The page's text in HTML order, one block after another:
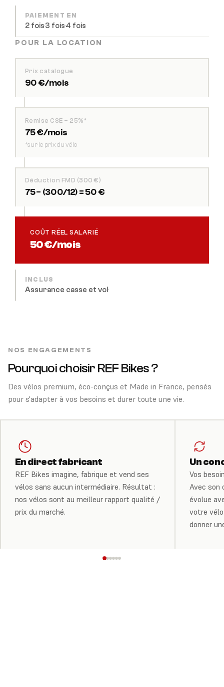
PAIEMENT EN
2 fois·3 fois·4 fois
POUR LA LOCATION
Prix catalogue
90 €/mois
Remise CSE – 25%*
75 €/mois
*sur le prix du vélo
Déduction FMD (300 €)
75 − (300/12) = 50 €
COÛT RÉEL SALARIÉ
50 €/mois
INCLUS
Assurance casse et vol··
NOS ENGAGEMENTS
Pourquoi choisir REF Bikes ?
Des vélos premium, éco-conçus et Made in France, pensés
pour s'adapter à vos besoins et durer toute une vie.
En direct fabricant
REF Bikes imagine, fabrique et vend ses
vélos sans aucun intermédiaire. Résultat :
nos vélos sont au meilleur rapport qualité /
prix du marché.
Un
Vos
Avec son
évolue
votre
donner